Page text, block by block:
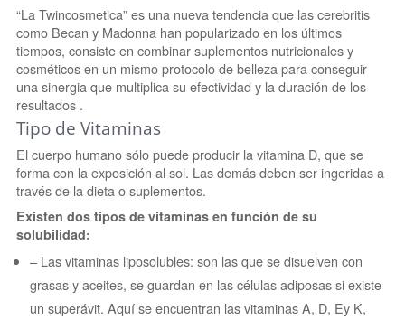
“La Twincosmetica” es una nueva tendencia que las cerebritis
como Becan y Madonna han popularizado en los últimos
tiempos, consiste en combinar suplementos nutricionales y
cosméticos en un mismo protocolo de belleza para conseguir
una sinergia que multiplica su efectividad y la duración de los
resultados .
Tipo de Vitaminas
El cuerpo humano sólo puede producir la vitamina D, que se
forma con la exposición al sol. Las demás deben ser ingeridas a
través de la dieta o suplementos.
Existen dos tipos de vitaminas en función de su
solubilidad:
– Las vitaminas liposolubles: son las que se disuelven con
grasas y aceites, se guardan en las células adiposas si existe
un superávit. Aquí se encuentran las vitaminas A, D, Ey K,